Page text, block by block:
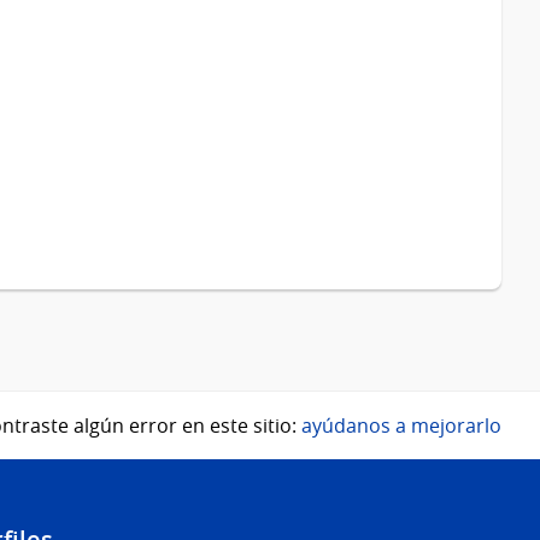
algún error en este sitio: ayúdanos a mejorarlo